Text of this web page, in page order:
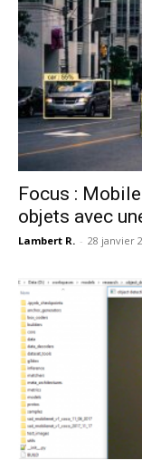
Focus :
objets avec
Lambert R. - 28 janvier